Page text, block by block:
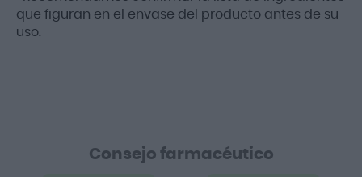
que figuran en el envase del producto antes de su
uso.
Consejo farmacéutico